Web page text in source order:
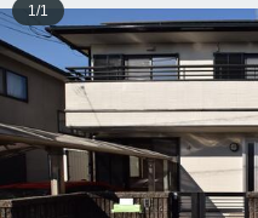
1/1